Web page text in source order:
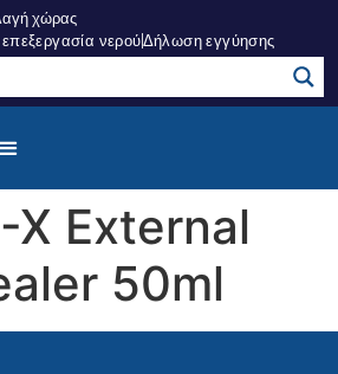
χώρας
νερούΔήλωση εγγύησης
X External
50ml